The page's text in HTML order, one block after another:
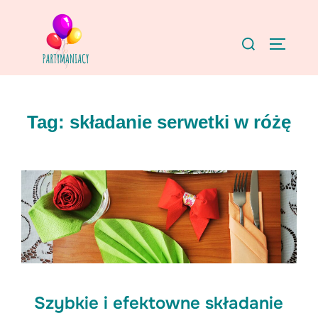
Search
Tag: składanie serwetki w różę
Szybkie i efektowne składanie